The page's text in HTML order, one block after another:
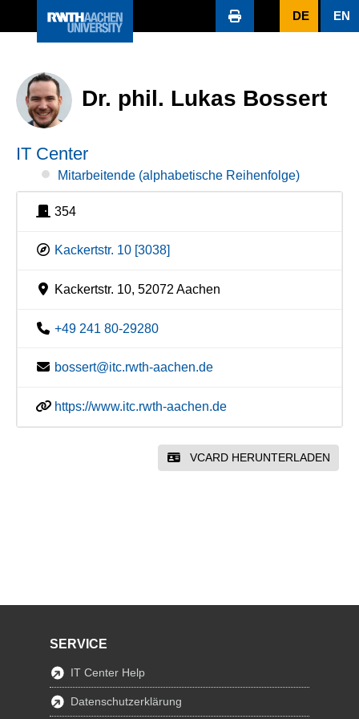
DE EN
Dr. phil. Lukas Bossert
IT Center
Mitarbeitende (alphabetische Reihenfolge)
354
Kackertstr. 10 [3038]
Kackertstr. 10, 52072 Aachen
+49 241 80-29280
bossert@itc.rwth-aachen.de
https://www.itc.rwth-aachen.de
VCARD HERUNTERLADEN
SERVICE
IT Center Help
Datenschutzerklärung